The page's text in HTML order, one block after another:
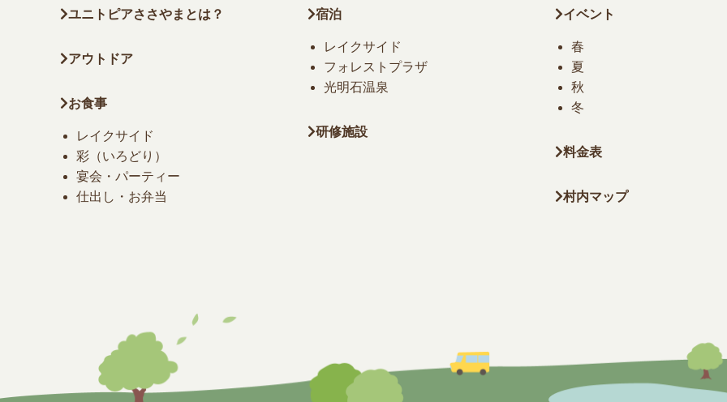
ユニトピアささやまとは？
アウトドア
お食事
レイクサイド
彩（いろどり）
宴会・パーティー
仕出し・お弁当
宿泊
レイクサイド
フォレストプラザ
光明石温泉
研修施設
イベント
春
夏
秋
冬
料金表
村内マップ